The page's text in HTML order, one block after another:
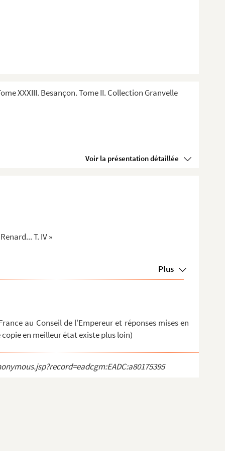
XXXIII. Besançon. Tome II. Collection Granvelle
Voir la présentation détaillée
T. IV »
Plus
au Conseil de l'Empereur et réponses mises en
en meilleur état existe plus loin)